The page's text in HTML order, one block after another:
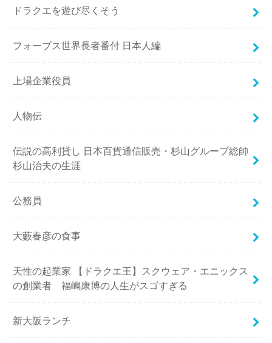
ドラクエを遊び尽くそう
フォーブス世界長者番付 日本人編
上場企業役員
人物伝
伝説の高利貸し 日本百貨通信販売・杉山グループ総帥
杉山治夫の生涯
公務員
大藪春彦の食事
天性の起業家 【ドラクエ王】スクウェア・エニックス
の創業者 福嶋康博の人生がスゴすぎる
新大阪ランチ